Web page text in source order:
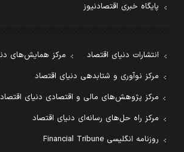
پایگاه خبری اقتصادنیوز
انتشارات دنیای اقتصاد
مرکز همایش‌های
مرکز نوآوری و شتابدهی دنیای اقتصاد
مرکز پژوهش‌های مالی و اقتصادی دنیای اقتصاد
مرکز راه حل‌های رسانه‌ای دنیای اقتصاد
روزنامه انگلیسی Financial Tribune